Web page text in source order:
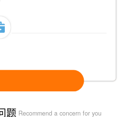
题 Recommend a concern for you